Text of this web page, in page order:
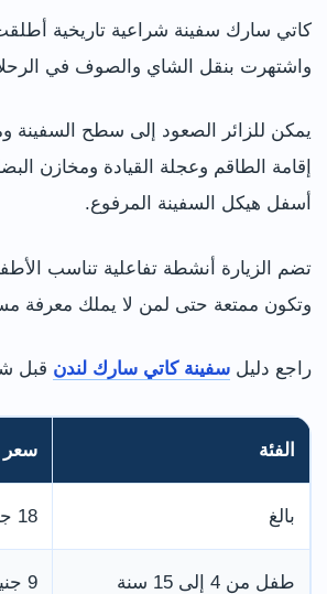
واشتهرت بنقل الشاي والصوف في
يمكن للزائر الصعود إلى سطح السفينة
إقامة الطاقم وعجلة القيادة ومخازن
أسفل هيكل السفينة المرفوع.
تضم الزيارة أنشطة تفاعلية تناسب
وتكون ممتعة حتى لمن لا يملك معرفة
راجع دليل سفينة كاتي سارك لندن قبل
الفئة سعر
بالغ 18 جنيهًا إسترلينيًا
طفل من 4 إلى 15 سنة 9 جنيهات إسترلينية